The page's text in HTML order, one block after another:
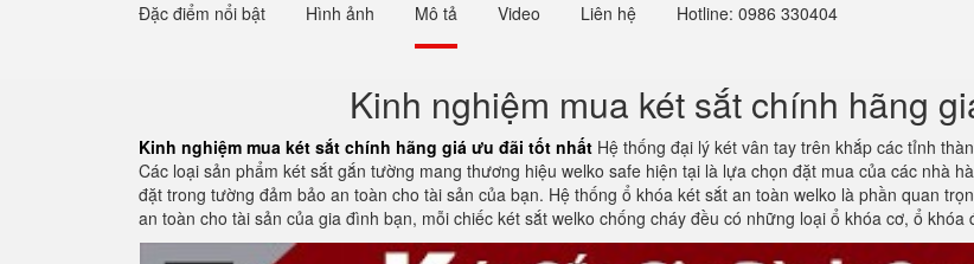
Đặc điểm nổi bật Hình ảnh Mô tả Video Liên hệ Hotline: 0986 330404
Kinh nghiệm mua két sắt chính hãng
Kinh nghiệm mua két sắt chính hãng giá ưu đãi tốt nhất Hệ thống đại lý két vân tay trên khắp các tỉnh
Các loại sản phẩm két sắt gắn tường mang thương hiệu welko safe hiện tại là lựa chọn đặt mua của các nhà
đặt trong tường đảm bảo an toàn cho tài sản của bạn. Hệ thống ổ khóa két sắt an toàn welko là phần quan
an toàn cho tài sản của gia đình bạn, mỗi chiếc két sắt welko chống cháy đều có những loại ổ khóa cơ, ổ khóa